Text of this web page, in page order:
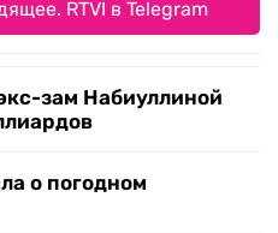
RTVI в Telegram
зам Набиуллиной
о погодном